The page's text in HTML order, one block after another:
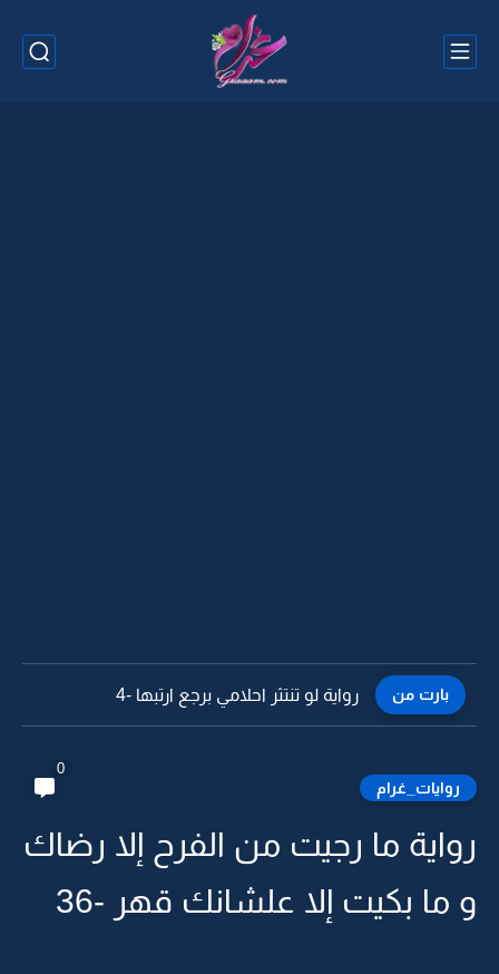
بارت من رواية لو تنتثر احلامي برجع ارتبها -3
روايات_غرام
0
رواية ما رجيت من الفرح إلا رضاك
و ما بكيت إلا علشانك قهر -36